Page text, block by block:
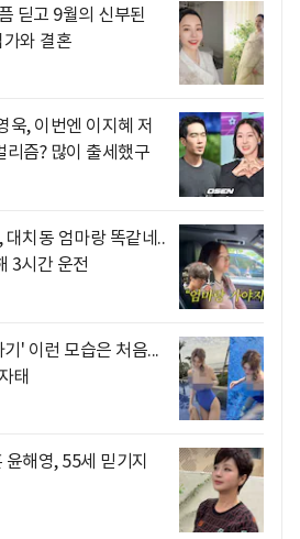
딛고 9월의 신부된
와 결혼
욱, 이번엔 이지혜 저
즘? 많이 출세했구
치동 엄마랑 똑같네..
3시간 운전
' 이런 모습은 처음...
태
해영, 55세 믿기지